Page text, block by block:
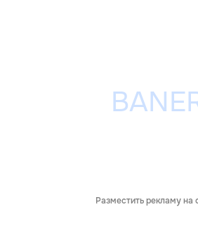
Разместить рекламу на